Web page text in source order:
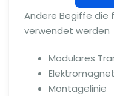
Andere Begiffe die
verwendet werden
Modulares
Montagelinie